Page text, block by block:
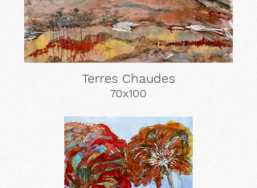
Terres Chaudes
70x100